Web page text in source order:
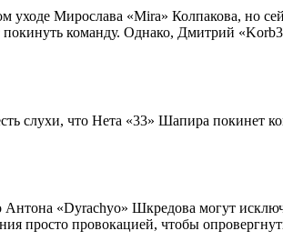
уходе Мирослава «Mira» Колпакова, но
команду. Однако, Дмитрий
слухи, что Нета «33» Шапира покинет
«Dyrachyo» Шкредова могут
просто провокацией, чтобы